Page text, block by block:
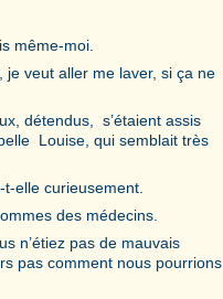
même-moi.
veut aller me laver, si ça ne
détendus, s’étaient assis
Louise, qui semblait très
elle curieusement.
des médecins.
n’étiez pas de mauvais
pas comment nous pourrions